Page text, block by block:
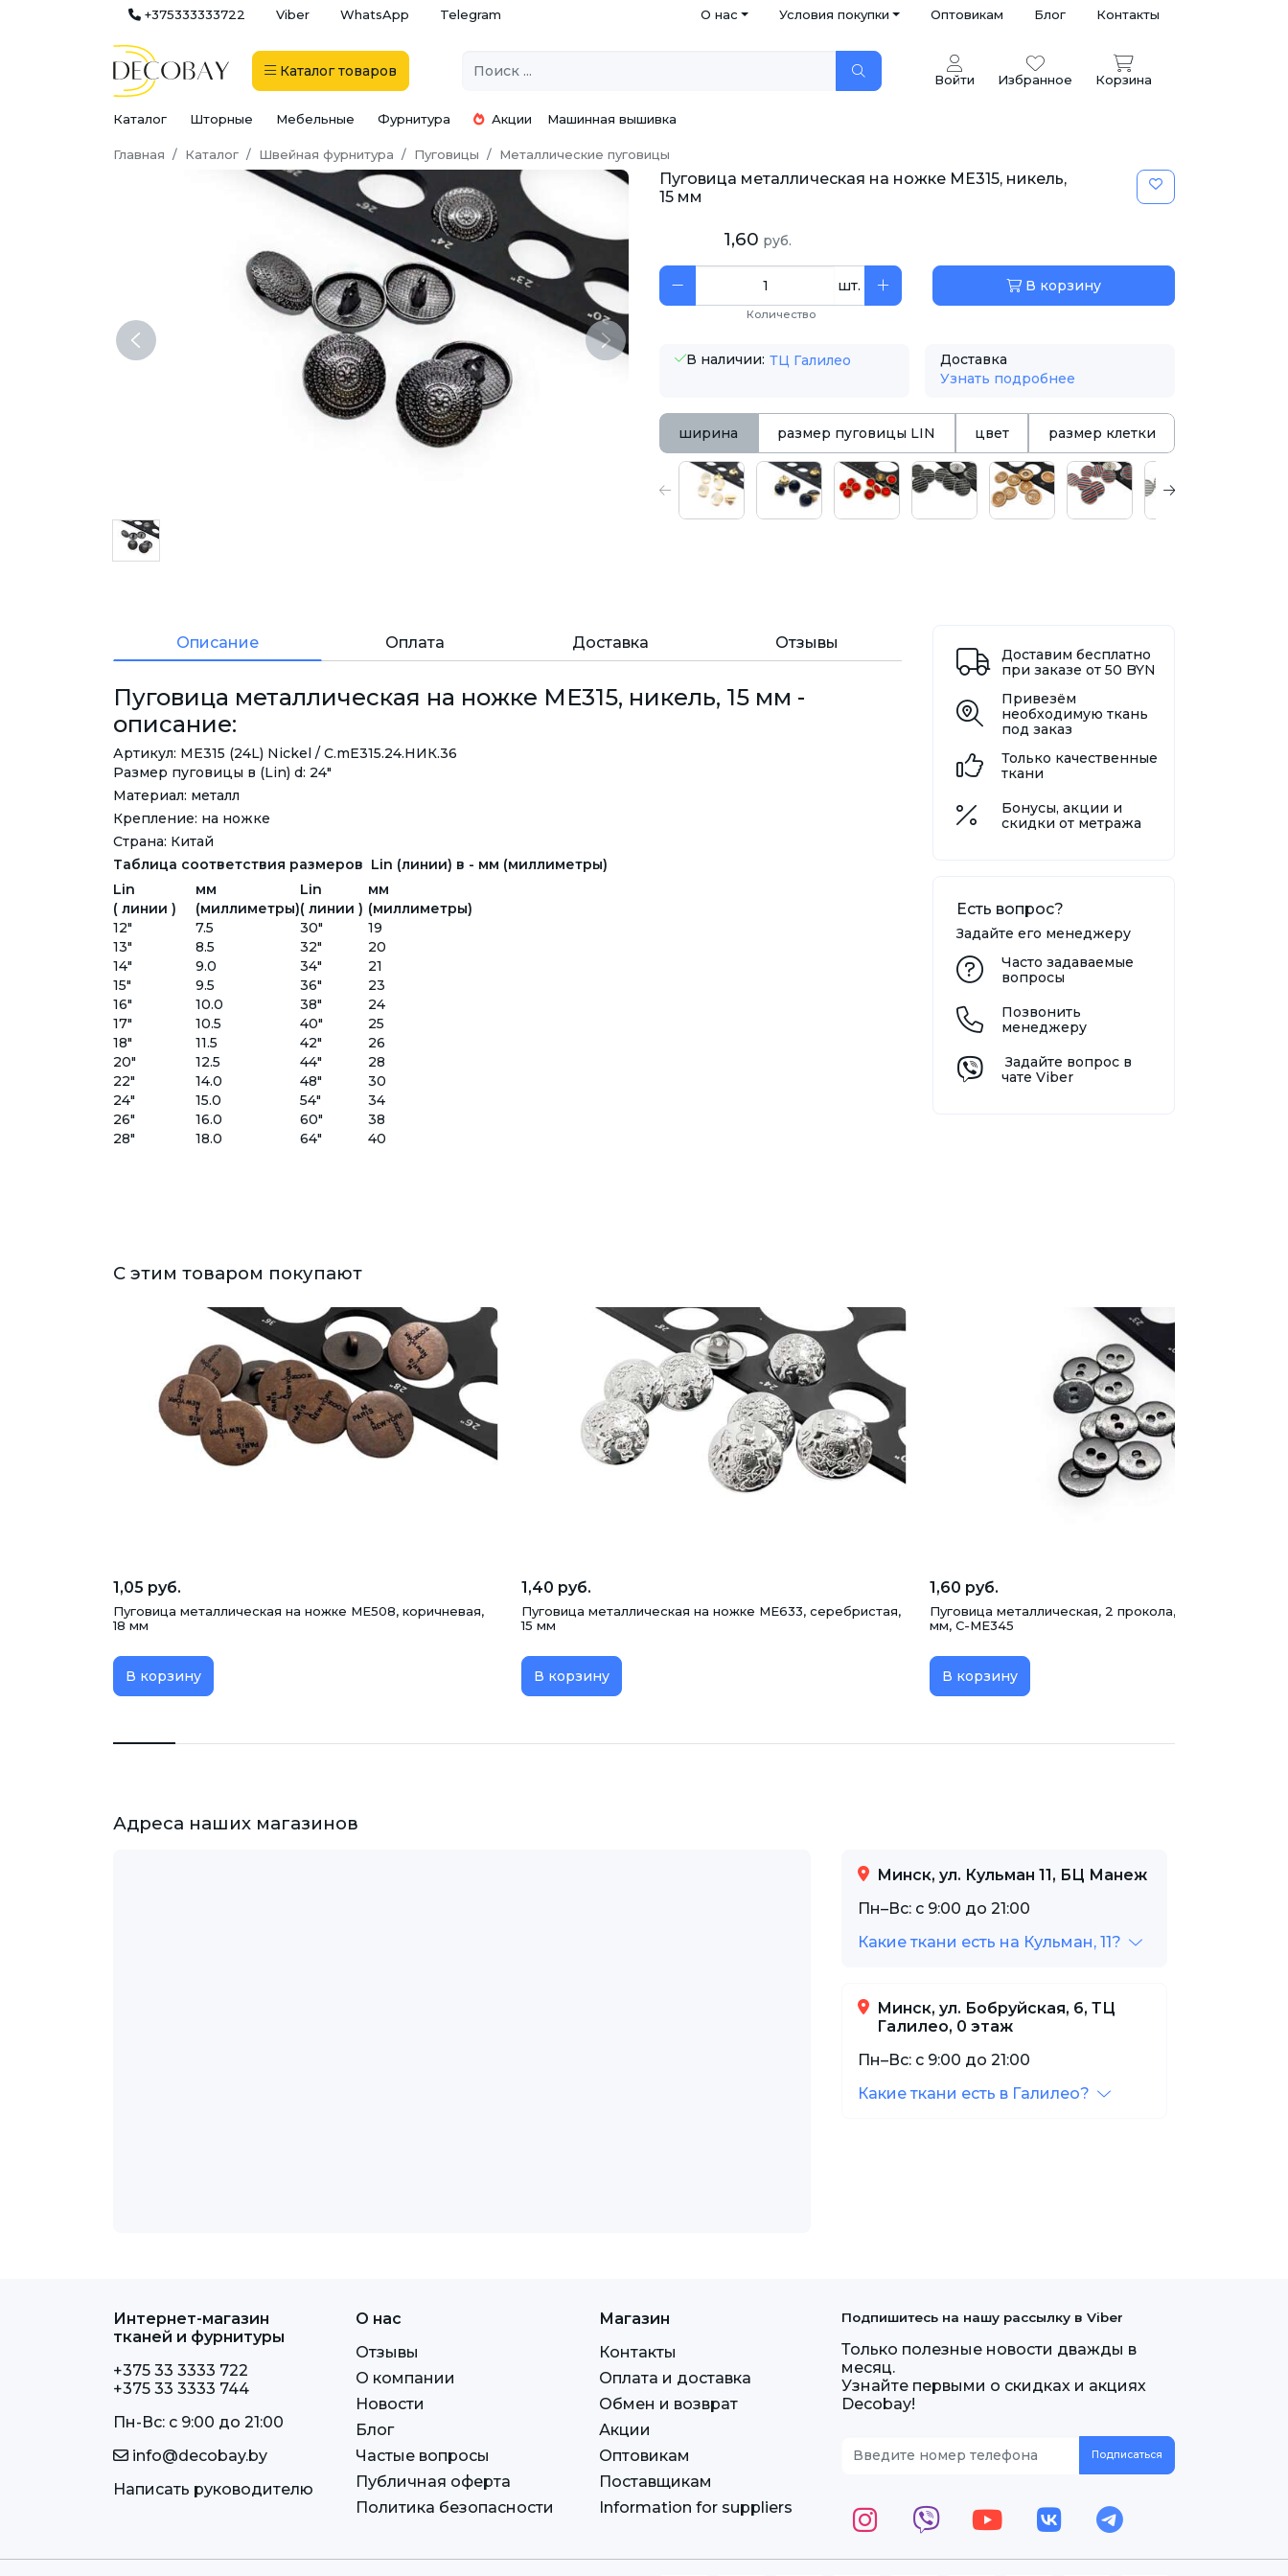
+375333333722 Viber WhatsApp Telegram О нас Условия покупки Оптовикам Блог Контакты
Каталог товаров Войти Избранное Корзина
Каталог Шторные Мебельные Фурнитура Акции Машинная вышивка
Главная Каталог Швейная фурнитура Пуговицы Металлические пуговицы
Previous Next
Пуговица металлическая на ножке МЕ315, никель,
15 мм
1,60 руб.
шт.
Количество
В корзину
В наличии: ТЦ Галилео
Доставка
Узнать подробнее
ширина размер пуговицы LIN цвет размер клетки
Описание Оплата Доставка Отзывы
Пуговица металлическая на ножке МЕ315, никель, 15 мм -
описание:
Артикул: ME315 (24L) Nickel / С.mE315.24.НИК.36
Размер пуговицы в (Lin) d: 24"
Материал: металл
Крепление: на ножке
Страна: Китай
Таблица соответствия размеров Lin (линии) в - мм (миллиметры)
Lin
мм Lin
мм
( линии )
(миллиметры)( линии ) (миллиметры)
12"
7.5 30"
19
13"
8.5 32"
20
14"
9.0 34"
21
15"
9.5 36"
23
16"
10.0 38"
24
17"
10.5 40"
25
18"
11.5 42"
26
20"
12.5 44"
28
22"
14.0 48"
30
24"
15.0 54"
34
26"
16.0 60"
38
28"
18.0 64" 40
Доставим бесплатно
при заказе от 50 BYN
Привезём
необходимую ткань
под заказ
Только качественные
ткани
Бонусы, акции и
скидки от метража
Есть вопрос?
Задайте его менеджеру
Часто задаваемые
вопросы
Позвонить
менеджеру
Задайте вопрос в
чате Viber
С этим товаром покупают
1,05 руб.
Пуговица металлическая на ножке ME508, коричневая,
18 мм
В корзину
1,40 руб.
Пуговица металлическая на ножке ME633, серебристая,
15 мм
В корзину
1,60 руб.
Пуговица металлическая, 2 прокола, темный никель,
мм, С-МЕ345
В корзину
Адреса наших магазинов
Минск, ул. Кульман 11, БЦ Манеж
Пн–Вс: с 9:00 до 21:00
Какие ткани есть на Кульман, 11?
Минск, ул. Бобруйская, 6, ТЦ
Галилео, 0 этаж
Пн–Вс: с 9:00 до 21:00
Какие ткани есть в Галилео?
Интернет-магазин
тканей и фурнитуры
+375 33 3333 722
+375 33 3333 744
Пн-Вс: c 9:00 до 21:00
info@decobay.by
Написать руководителю
О нас
Отзывы
О компании
Новости
Блог
Частые вопросы
Публичная оферта
Политика безопасности
Магазин
Контакты
Оплата и доставка
Обмен и возврат
Акции
Оптовикам
Поставщикам
Information for suppliers
Подпишитесь на нашу рассылку в Viber
Только полезные новости дважды в
месяц.
Узнайте первыми о скидках и акциях
Decobay!